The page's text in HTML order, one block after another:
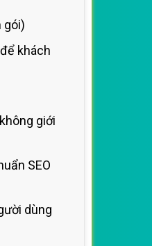
gói)
để khách
giới
SEO
dùng